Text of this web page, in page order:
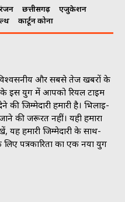
छत्तीसगढ़
एजुकेशन
कार्टून कोना
और सबसे तेज खबरों के
के इस युग में आपको रियल टाइम
जिम्मेदारी हमारी है। भिलाई-
की जरूरत नहीं। यही हमारा
हमारी जिम्मेदारी के साथ-
पत्रकारिता का एक नया युग